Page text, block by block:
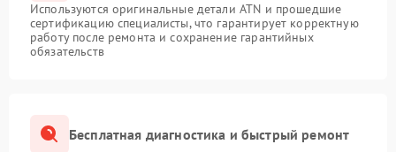
Используются оригинальные детали ATN и прошедшие
сертификацию специалисты, что гарантирует корректную
работу после ремонта и сохранение гарантийных
обязательств
Бесплатная диагностика и быстрый ремонт